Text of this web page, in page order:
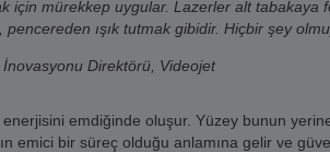
için mürekkep uygular. Lazerler alt tabakaya
ışık tutmak gibidir. Hiçbir şey
Direktörü, Videojet
emdiğinde oluşur. Yüzey bunun yerine
emici bir süreç olduğu anlamına gelir ve